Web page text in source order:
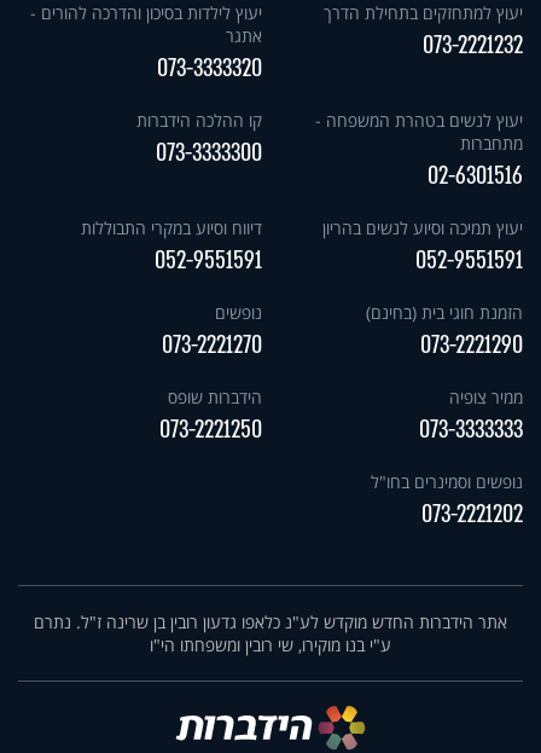
יעוץ למתחזקים בתחילת הדרך
073-2221232
יעוץ לילדות בסיכון והדרכה להורים -
אתגר
073-3333320
יעוץ לנשים בטהרת המשפחה -
מתחברות
02-6301516
קו ההלכה הידברות
073-3333300
יעוץ תמיכה וסיוע לנשים בהריון
052-9551591
דיווח וסיוע במקרי התבוללות
052-9551591
הזמנת חוגי בית (בחינם)
073-2221290
נופשים
073-2221270
ממיר צופיה
073-3333333
הידברות שופס
073-2221250
נופשים וסמינרים בחו"ל
073-2221202
אתר הידברות החדש מוקדש לע"נ כלאפו גדעון רובין בן שרינה ז"ל. נתרם
ע"י בנו מוקירו, שי רובין ומשפחתו הי"ו